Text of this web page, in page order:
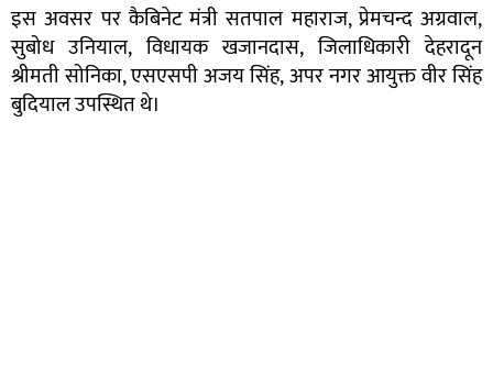
इस अवसर पर कैबिनेट मंत्री सतपाल महाराज, प्रेमचन्द अग्रवाल,
सुबोध उनियाल, विधायक खजानदास, जिलाधिकारी देहरादून
श्रीमती सोनिका, एसएसपी अजय सिंह, अपर नगर आयुक्त वीर सिंह
बुदियाल उपस्थित थे।